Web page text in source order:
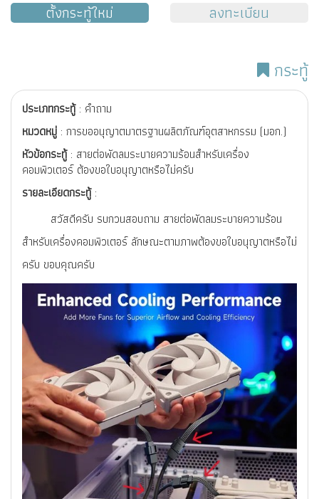
ตั้งกระทู้ใหม่ ลงทะเบียน
กระทู้
ประเภทกระทู้ : คำถาม
หมวดหมู่ : การขออนุญาตมาตรฐานผลิตภัณฑ์อุตสาหกรรม (มอก.)
หัวข้อกระทู้ : สายต่อพัดลมระบายความร้อนสำหรับเครื่อง
คอมพิวเตอร์ ต้องขอใบอนุญาตหรือไม่ครับ
รายละเอียดกระทู้ :
สวัสดีครับ รบกวนสอบถาม สายต่อพัดลมระบายความร้อน
สำหรับเครื่องคอมพิวเตอร์ ลักษณะตามภาพต้องขอใบอนุญาตหรือไม่
ครับ ขอบคุณครับ